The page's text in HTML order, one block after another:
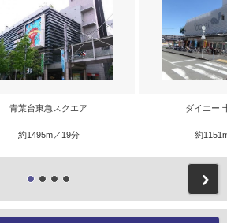
青葉台東急スクエア
約1495m／19分
ダイエー
約